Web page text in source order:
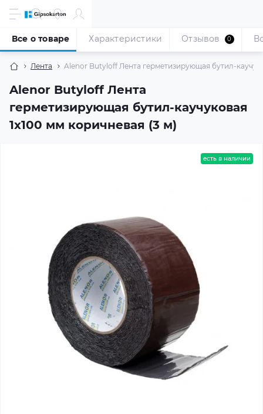
Лента Alenor Butyloff Лента герметизирующая бутил-
Alenor Butyloff Лента
герметизирующая бутил-каучуковая
1х100 мм коричневая (3 м)
Все о товаре Характеристики Отзывов 0
есть в наличии